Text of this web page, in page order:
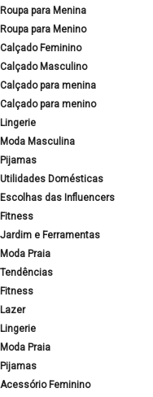
Roupa para Menina
Roupa para Menino
Calçado Feminino
Calçado Masculino
Calçado para menina
Calçado para menino
Lingerie
Moda Masculina
Pijamas
Utilidades Domésticas
Escolhas das Influencers
Fitness
Jardim e Ferramentas
Moda Praia
Tendências
Fitness
Lazer
Lingerie
Moda Praia
Pijamas
Acessório Feminino